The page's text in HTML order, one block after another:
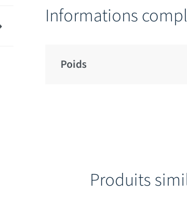
Informations
Poids
Produits